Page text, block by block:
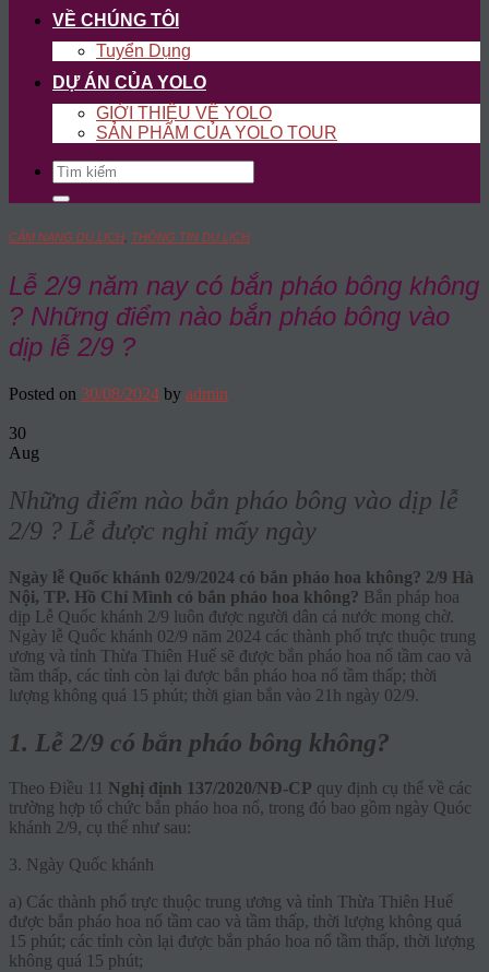
VỀ CHÚNG TÔI
Tuyển Dụng
DỰ ÁN CỦA YOLO
GIỚI THIỆU VỀ YOLO
SẢN PHẨM CỦA YOLO TOUR
Search
for:
CẨM NANG DU LỊCH THÔNG TIN DU LỊCH
Lễ 2/9 năm nay có bắn pháo bông không
? Những điểm nào bắn pháo bông vào
dịp lễ 2/9 ?
Posted on 30/08/2024 by admin
30
Aug
Những điểm nào bắn pháo bông vào dịp lễ
2/9 ? Lễ được nghỉ mấy ngày
Ngày lễ Quốc khánh 02/9/2024 có bắn pháo hoa không? 2/9 Hà
Nội, TP. Hồ Chí Mình có bắn pháo hoa không? Bắn pháp hoa
dịp Lễ Quốc khánh 2/9 luôn được người dân cả nước mong chờ.
Ngày lễ Quốc khánh 02/9 năm 2024 các thành phố trực thuộc trung
ương và tỉnh Thừa Thiên Huế sẽ được bắn pháo hoa nổ tầm cao và
tầm thấp, các tỉnh còn lại được bắn pháo hoa nổ tầm thấp; thời
lượng không quá 15 phút; thời gian bắn vào 21h ngày 02/9.
1. Lễ 2/9 có bắn pháo bông không?
Theo Điều 11 Nghị định 137/2020/NĐ-CP quy định cụ thể về các
trường hợp tổ chức bắn pháo hoa nổ, trong đó bao gồm ngày Quóc
khánh 2/9, cụ thể như sau:
3. Ngày Quốc khánh
a) Các thành phố trực thuộc trung ương và tỉnh Thừa Thiên Huế
được bắn pháo hoa nổ tầm cao và tầm thấp, thời lượng không quá
15 phút; các tỉnh còn lại được bắn pháo hoa nổ tầm thấp, thời lượng
không quá 15 phút;